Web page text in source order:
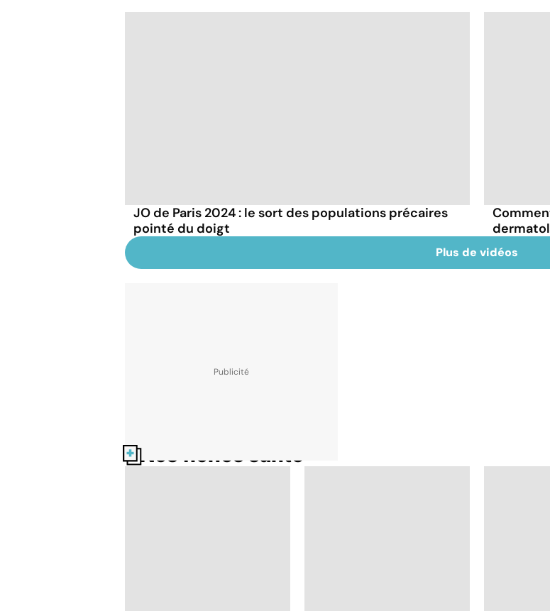
JO de Paris 2024 : le sort des populations précaires
pointé du doigt
Plus de vidéos
Nos fiches santé